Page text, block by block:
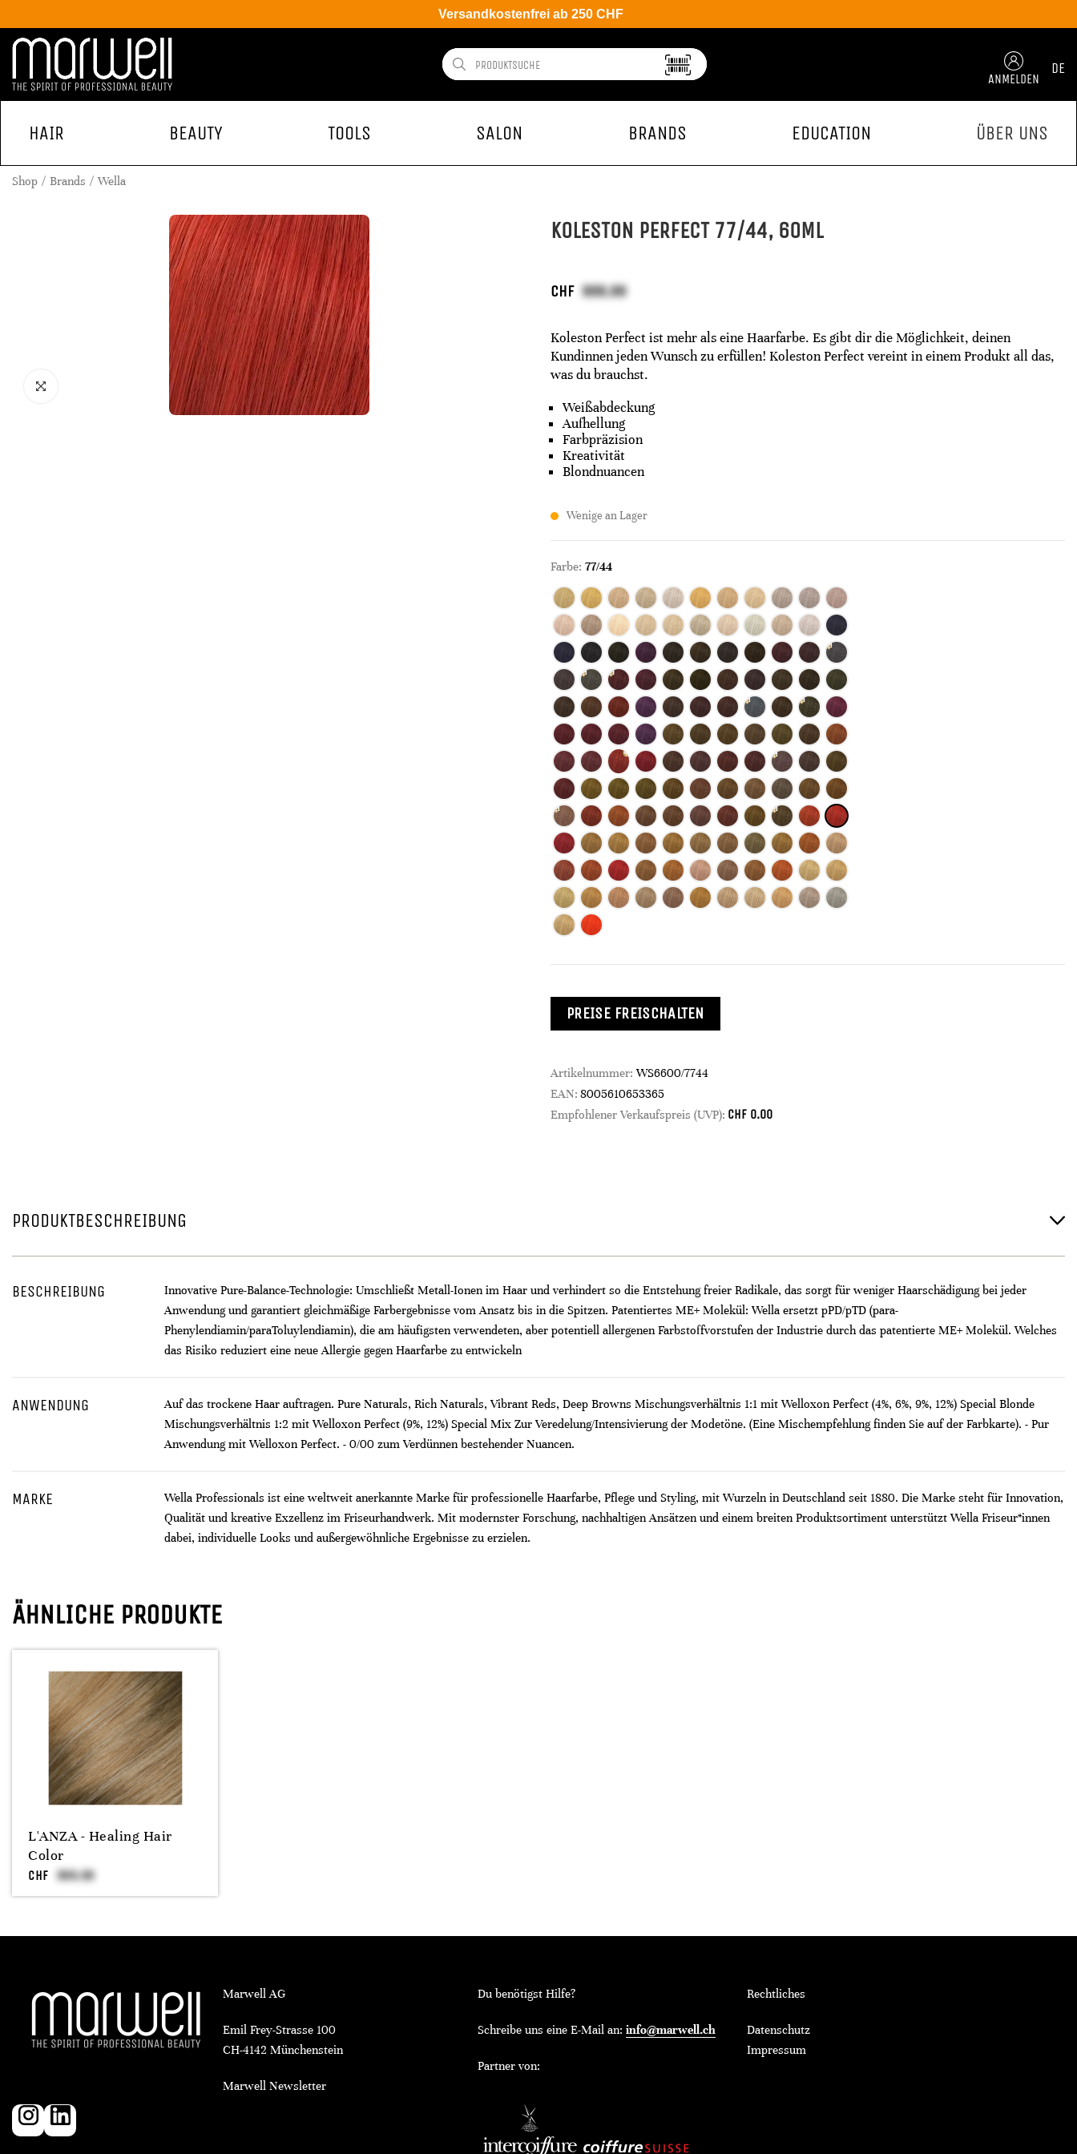
Versandkostenfrei ab 250 CHF
ANMELDEN
DE
HAIR BEAUTY TOOLS SALON BRANDS EDUCATION ÜBER UNS
Shop Brands Wella
KOLESTON PERFECT 77/44, 60ML
CHF
Koleston Perfect ist mehr als eine Haarfarbe. Es gibt dir die Möglichkeit, deinen
Kundinnen jeden Wunsch zu erfüllen! Koleston Perfect vereint in einem Produkt all das,
was du brauchst.
Weißabdeckung
Aufhellung
Farbpräzision
Kreativität
Blondnuancen
Wenige an Lager
Farbe: 77/44
PREISE FREISCHALTEN
Artikelnummer: WS6600/7744
EAN: 8005610653365
Empfohlener Verkaufspreis (UVP): CHF 0.00
PRODUKTBESCHREIBUNG
BESCHREIBUNG
Innovative Pure-Balance-Technologie: Umschließt Metall-Ionen im Haar und verhindert so die Entstehung freier Radikale, das sorgt für weniger Haarschädigung bei jeder
Anwendung und garantiert gleichmäßige Farbergebnisse vom Ansatz bis in die Spitzen. Patentiertes ME+ Molekül: Wella ersetzt pPD/pTD (para-
Phenylendiamin/paraToluylendiamin), die am häufigsten verwendeten, aber potentiell allergenen Farbstoffvorstufen der Industrie durch das patentierte ME+ Molekül. Welches
das Risiko reduziert eine neue Allergie gegen Haarfarbe zu entwickeln
ANWENDUNG
Auf das trockene Haar auftragen. Pure Naturals, Rich Naturals, Vibrant Reds, Deep Browns Mischungsverhältnis 1:1 mit Welloxon Perfect (4%, 6%, 9%, 12%) Special Blonde
Mischungsverhältnis 1:2 mit Welloxon Perfect (9%, 12%) Special Mix Zur Veredelung/Intensivierung der Modetöne. (Eine Mischempfehlung finden Sie auf der Farbkarte). - Pur
Anwendung mit Welloxon Perfect. - 0/00 zum Verdünnen bestehender Nuancen.
MARKE
Wella Professionals ist eine weltweit anerkannte Marke für professionelle Haarfarbe, Pflege und Styling, mit Wurzeln in Deutschland seit 1880. Die Marke steht für Innovation,
Qualität und kreative Exzellenz im Friseurhandwerk. Mit modernster Forschung, nachhaltigen Ansätzen und einem breiten Produktsortiment unterstützt Wella Friseur*innen
dabei, individuelle Looks und außergewöhnliche Ergebnisse zu erzielen.
ÄHNLICHE PRODUKTE
L'ANZA - Healing Hair
Color
CHF
Marwell AG
Emil Frey-Strasse 100
CH-4142 Münchenstein
Marwell Newsletter
Du benötigst Hilfe?
Schreibe uns eine E-Mail an: info@marwell.ch
Partner von:
Rechtliches
Datenschutz
Impressum